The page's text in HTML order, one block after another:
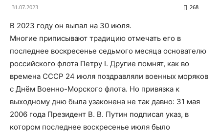
31.07.2023 268
В 2023 году он выпал на 30 июля.
Многие приписывают традицию отмечать его в
последнее воскресенье седьмого месяца основателю
российского флота Петру I. Другие помнят, как во
времена СССР 24 июля поздравляли военных моряков
с Днём Военно-Морского флота. Но привязка к
выходному дню была узаконена не так давно: 31 мая
2006 года Президент В. В. Путин подписал указ, в
котором последнее воскресенье июля было